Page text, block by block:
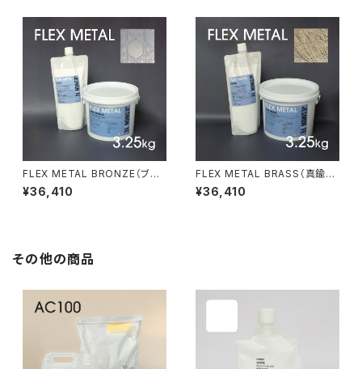
FLEX METAL BRONZE（ブロ
ンズ）3.25kgセット
¥36,410
FLEX METAL BRASS（真鍮）
3.25kgセット
¥36,410
その他の商品